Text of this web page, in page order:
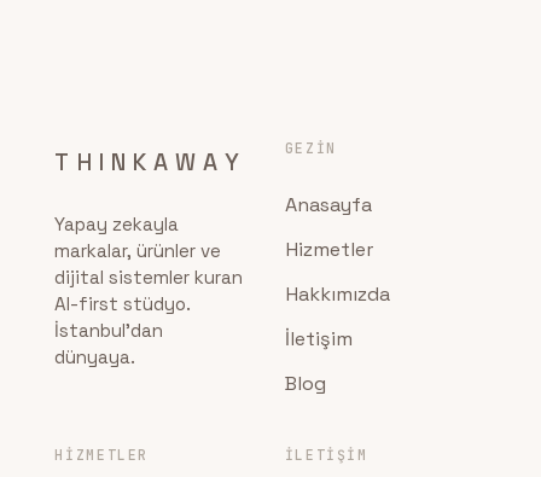
THINKAWAY
Yapay zekayla
markalar, ürünler ve
dijital sistemler kuran
AI-first stüdyo.
İstanbul'dan
dünyaya.
GEZIN
Anasayfa
Hizmetler
Hakkımızda
İletişim
Blog
HIZMETLER İLETIŞIM